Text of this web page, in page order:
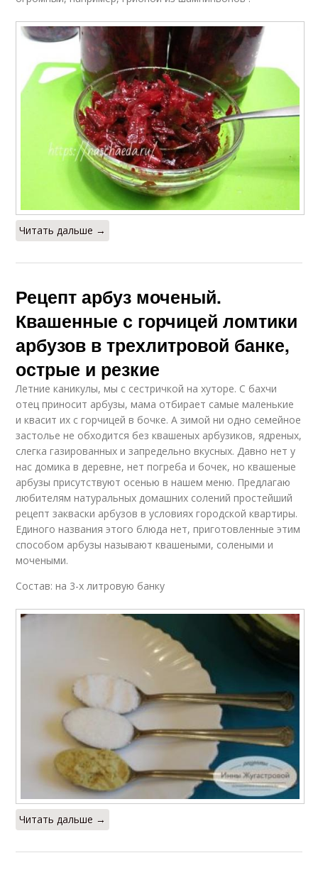
Читать дальше →
Рецепт арбуз моченый.
Квашенные с горчицей ломтики
арбузов в трехлитровой банке,
острые и резкие
Летние каникулы, мы с сестричкой на хуторе. С бахчи
отец приносит арбузы, мама отбирает самые маленькие
и квасит их с горчицей в бочке. А зимой ни одно семейное
застолье не обходится без квашеных арбузиков, ядреных,
слегка газированных и запредельно вкусных. Давно нет у
нас домика в деревне, нет погреба и бочек, но квашеные
арбузы присутствуют осенью в нашем меню. Предлагаю
любителям натуральных домашних солений простейший
рецепт закваски арбузов в условиях городской квартиры.
Единого названия этого блюда нет, приготовленные этим
способом арбузы называют квашеными, солеными и
мочеными.
Состав: на 3-х литровую банку
Читать дальше →